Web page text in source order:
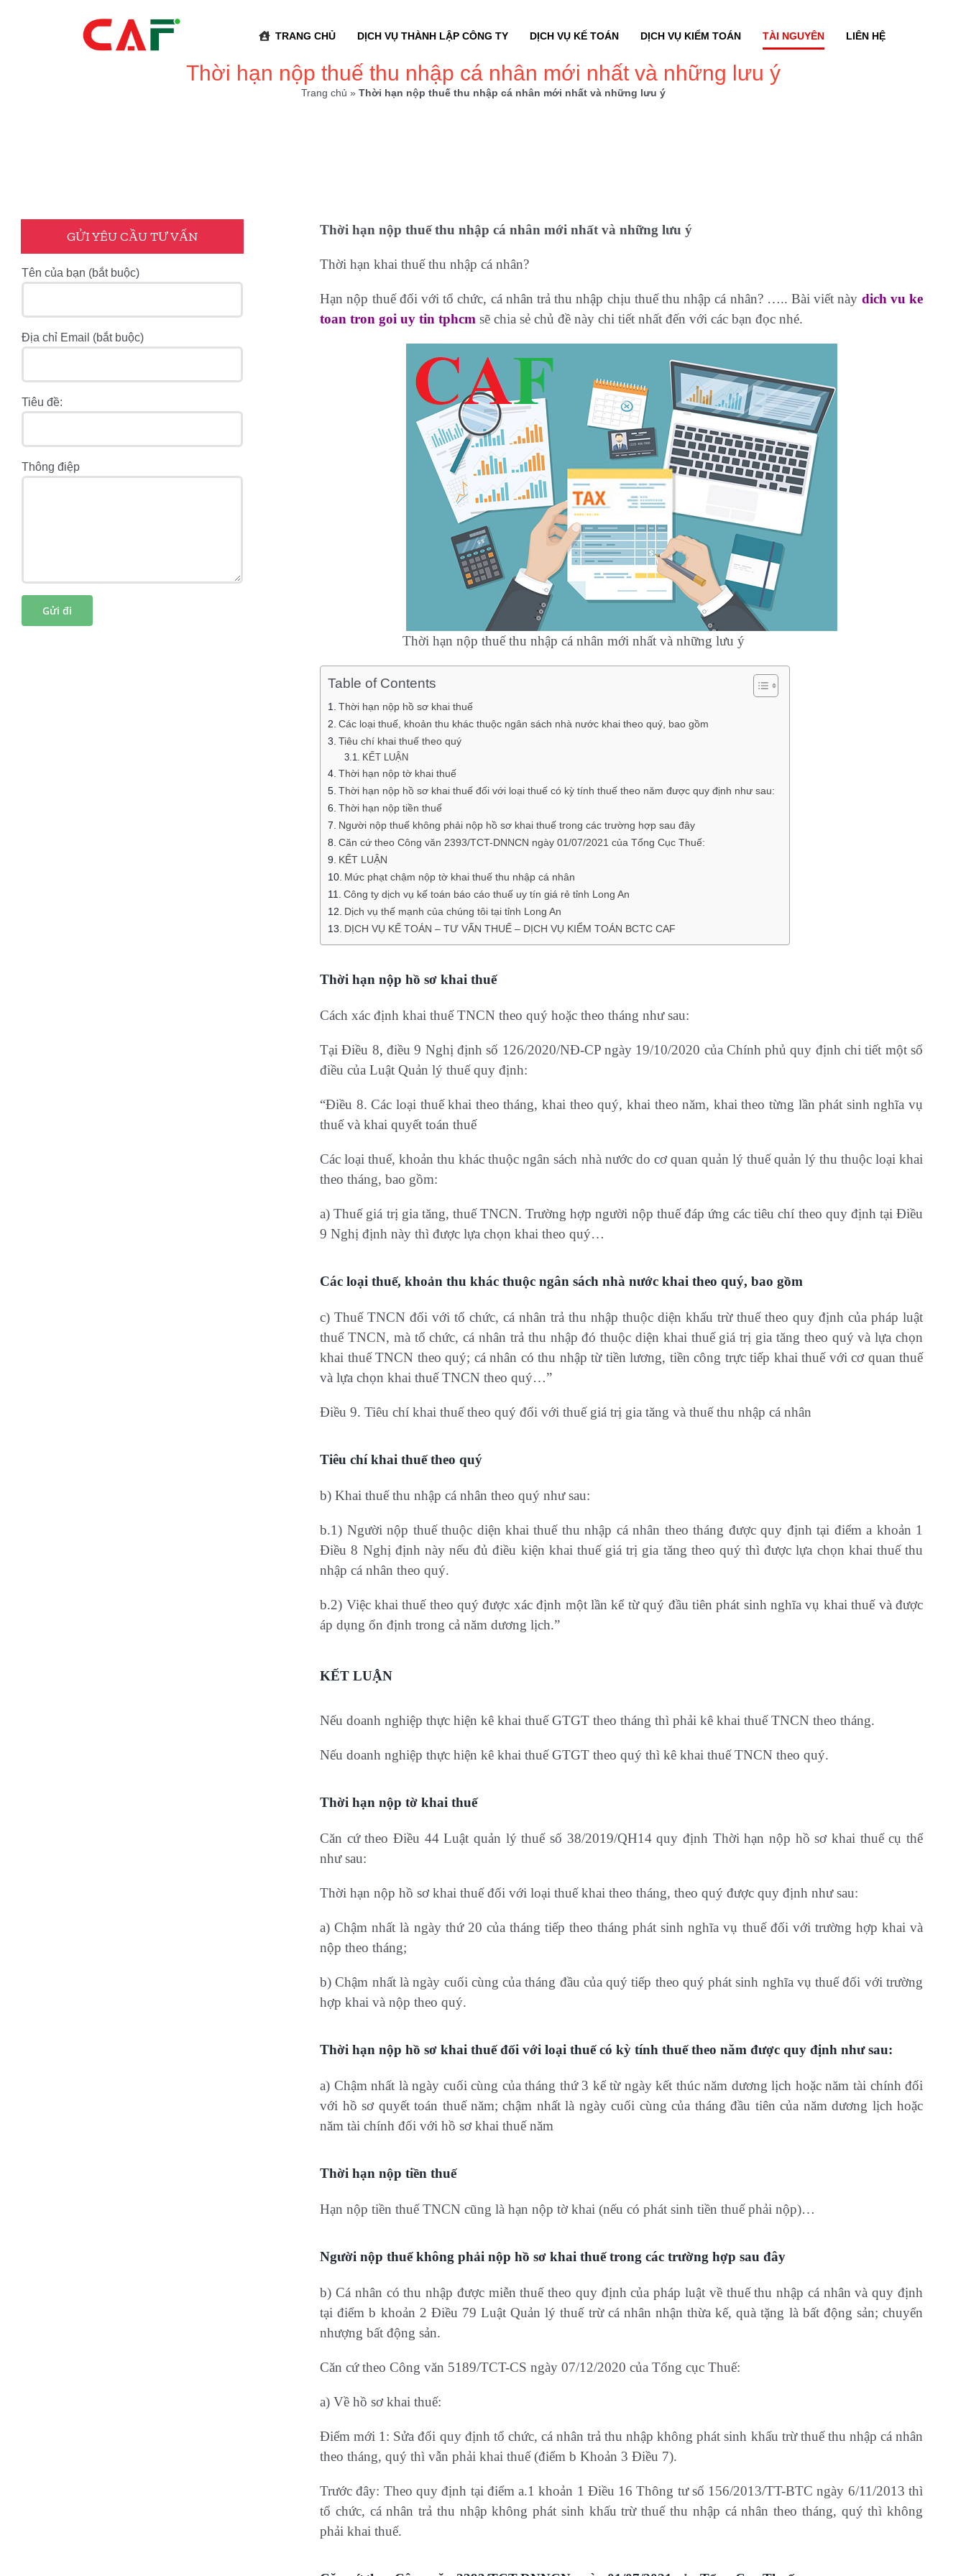
TRANG CHỦ DỊCH VỤ THÀNH LẬP CÔNG TY DỊCH VỤ KẾ TOÁN DỊCH VỤ KIỂM TOÁN TÀI NGUYÊN LIÊN HỆ
Thời hạn nộp thuế thu nhập cá nhân mới nhất và những lưu ý
Trang chủ » Thời hạn nộp thuế thu nhập cá nhân mới nhất và những lưu ý
Thời hạn nộp thuế thu nhập cá nhân mới nhất và những lưu ý
Thời hạn khai thuế thu nhập cá nhân?
Hạn nộp thuế đối với tổ chức, cá nhân trả thu nhập chịu thuế thu nhập cá nhân? ….. Bài viết này dich vu ke
toan tron goi uy tin tphcm sẽ chia sẻ chủ đề này chi tiết nhất đến với các bạn đọc nhé.
Thời hạn nộp thuế thu nhập cá nhân mới nhất và những lưu ý
Table of Contents
Thời hạn nộp hồ sơ khai thuế
Các loại thuế, khoản thu khác thuộc ngân sách nhà nước khai theo quý, bao gồm
Tiêu chí khai thuế theo quý
KẾT LUẬN
Thời hạn nộp tờ khai thuế
Thời hạn nộp hồ sơ khai thuế đối với loại thuế có kỳ tính thuế theo năm được quy định như sau:
Thời hạn nộp tiền thuế
Người nộp thuế không phải nộp hồ sơ khai thuế trong các trường hợp sau đây
Căn cứ theo Công văn 2393/TCT-DNNCN ngày 01/07/2021 của Tổng Cục Thuế:
KẾT LUẬN
Mức phạt chậm nộp tờ khai thuế thu nhập cá nhân
Công ty dịch vụ kế toán báo cáo thuế uy tín giá rẻ tỉnh Long An
Dịch vụ thế mạnh của chúng tôi tại tỉnh Long An
DỊCH VỤ KẾ TOÁN – TƯ VẤN THUẾ – DỊCH VỤ KIỂM TOÁN BCTC CAF
Thời hạn nộp hồ sơ khai thuế
Cách xác định khai thuế TNCN theo quý hoặc theo tháng như sau:
Tại Điều 8, điều 9 Nghị định số 126/2020/NĐ-CP ngày 19/10/2020 của Chính phủ quy định chi tiết một số
điều của Luật Quản lý thuế quy định:
“Điều 8. Các loại thuế khai theo tháng, khai theo quý, khai theo năm, khai theo từng lần phát sinh nghĩa vụ
thuế và khai quyết toán thuế
Các loại thuế, khoản thu khác thuộc ngân sách nhà nước do cơ quan quản lý thuế quản lý thu thuộc loại khai
theo tháng, bao gồm:
a) Thuế giá trị gia tăng, thuế TNCN. Trường hợp người nộp thuế đáp ứng các tiêu chí theo quy định tại Điều
9 Nghị định này thì được lựa chọn khai theo quý…
Các loại thuế, khoản thu khác thuộc ngân sách nhà nước khai theo quý, bao gồm
c) Thuế TNCN đối với tổ chức, cá nhân trả thu nhập thuộc diện khấu trừ thuế theo quy định của pháp luật
thuế TNCN, mà tổ chức, cá nhân trả thu nhập đó thuộc diện khai thuế giá trị gia tăng theo quý và lựa chọn
khai thuế TNCN theo quý; cá nhân có thu nhập từ tiền lương, tiền công trực tiếp khai thuế với cơ quan thuế
và lựa chọn khai thuế TNCN theo quý…”
Điều 9. Tiêu chí khai thuế theo quý đối với thuế giá trị gia tăng và thuế thu nhập cá nhân
Tiêu chí khai thuế theo quý
b) Khai thuế thu nhập cá nhân theo quý như sau:
b.1) Người nộp thuế thuộc diện khai thuế thu nhập cá nhân theo tháng được quy định tại điểm a khoản 1
Điều 8 Nghị định này nếu đủ điều kiện khai thuế giá trị gia tăng theo quý thì được lựa chọn khai thuế thu
nhập cá nhân theo quý.
b.2) Việc khai thuế theo quý được xác định một lần kể từ quý đầu tiên phát sinh nghĩa vụ khai thuế và được
áp dụng ổn định trong cả năm dương lịch.”
KẾT LUẬN
Nếu doanh nghiệp thực hiện kê khai thuế GTGT theo tháng thì phải kê khai thuế TNCN theo tháng.
Nếu doanh nghiệp thực hiện kê khai thuế GTGT theo quý thì kê khai thuế TNCN theo quý.
Thời hạn nộp tờ khai thuế
Căn cứ theo Điều 44 Luật quản lý thuế số 38/2019/QH14 quy định Thời hạn nộp hồ sơ khai thuế cụ thể
như sau:
Thời hạn nộp hồ sơ khai thuế đối với loại thuế khai theo tháng, theo quý được quy định như sau:
a) Chậm nhất là ngày thứ 20 của tháng tiếp theo tháng phát sinh nghĩa vụ thuế đối với trường hợp khai và
nộp theo tháng;
b) Chậm nhất là ngày cuối cùng của tháng đầu của quý tiếp theo quý phát sinh nghĩa vụ thuế đối với trường
hợp khai và nộp theo quý.
Thời hạn nộp hồ sơ khai thuế đối với loại thuế có kỳ tính thuế theo năm được quy định như sau:
a) Chậm nhất là ngày cuối cùng của tháng thứ 3 kể từ ngày kết thúc năm dương lịch hoặc năm tài chính đối
với hồ sơ quyết toán thuế năm; chậm nhất là ngày cuối cùng của tháng đầu tiên của năm dương lịch hoặc
năm tài chính đối với hồ sơ khai thuế năm
Thời hạn nộp tiền thuế
Hạn nộp tiền thuế TNCN cũng là hạn nộp tờ khai (nếu có phát sinh tiền thuế phải nộp)…
Người nộp thuế không phải nộp hồ sơ khai thuế trong các trường hợp sau đây
b) Cá nhân có thu nhập được miễn thuế theo quy định của pháp luật về thuế thu nhập cá nhân và quy định
tại điểm b khoản 2 Điều 79 Luật Quản lý thuế trừ cá nhân nhận thừa kế, quà tặng là bất động sản; chuyển
nhượng bất động sản.
Căn cứ theo Công văn 5189/TCT-CS ngày 07/12/2020 của Tổng cục Thuế:
a) Về hồ sơ khai thuế:
Điểm mới 1: Sửa đổi quy định tổ chức, cá nhân trả thu nhập không phát sinh khấu trừ thuế thu nhập cá nhân
theo tháng, quý thì vẫn phải khai thuế (điểm b Khoản 3 Điều 7).
Trước đây: Theo quy định tại điểm a.1 khoản 1 Điều 16 Thông tư số 156/2013/TT-BTC ngày 6/11/2013 thì
tổ chức, cá nhân trả thu nhập không phát sinh khấu trừ thuế thu nhập cá nhân theo tháng, quý thì không
phải khai thuế.
GỬI YÊU CẦU TƯ VẤN
Tên của bạn (bắt buộc)
Địa chỉ Email (bắt buộc)
Tiêu đề:
Thông điệp